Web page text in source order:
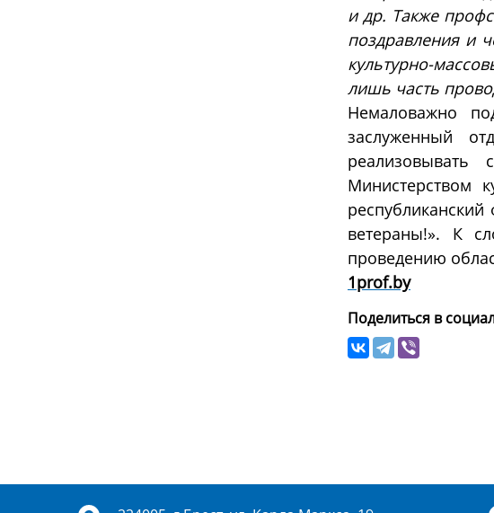
и др. Также
поздравления и
культурно-
лишь часть
Немаловажно
заслуженный
Министерством
ветераны!». К
проведению
1prof.by
Поделиться в